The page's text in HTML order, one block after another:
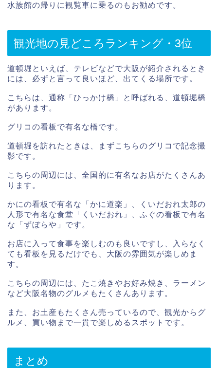
水族館の帰りに観覧車に乗るのもお勧めです。
観光地の見どころランキング・3位
道頓堀といえば、テレビなどで大阪が紹介されるとき
には、必ずと言って良いほど、出てくる場所です。
こちらは、通称「ひっかけ橋」と呼ばれる、道頓堀橋
があります。
グリコの看板で有名な橋です。
道頓堀を訪れたときは、まずこちらのグリコで記念撮
影です。
こちらの周辺には、全国的に有名なお店がたくさんあ
ります。
かにの看板で有名な「かに道楽」、くいだおれ太郎の
人形で有名な食堂「くいだおれ」、ふぐの看板で有名
な「ずぼらや」です。
お店に入って食事を楽しむのも良いですし、入らなく
ても看板を見るだけでも、大阪の雰囲気が楽しめま
す。
こちらの周辺には、たこ焼きやお好み焼き、ラーメン
など大阪名物のグルメもたくさんあります。
また、お土産もたくさん売っているので、観光からグ
ルメ、買い物まで一貫で楽しめるスポットです。
まとめ